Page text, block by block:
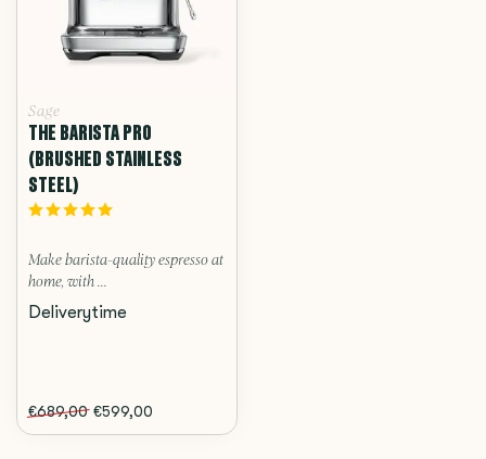
Sage
THE BARISTA PRO
(BRUSHED STAINLESS
STEEL)
Make barista-quality espresso at
home, with ...
Deliverytime
€689,00 €599,00